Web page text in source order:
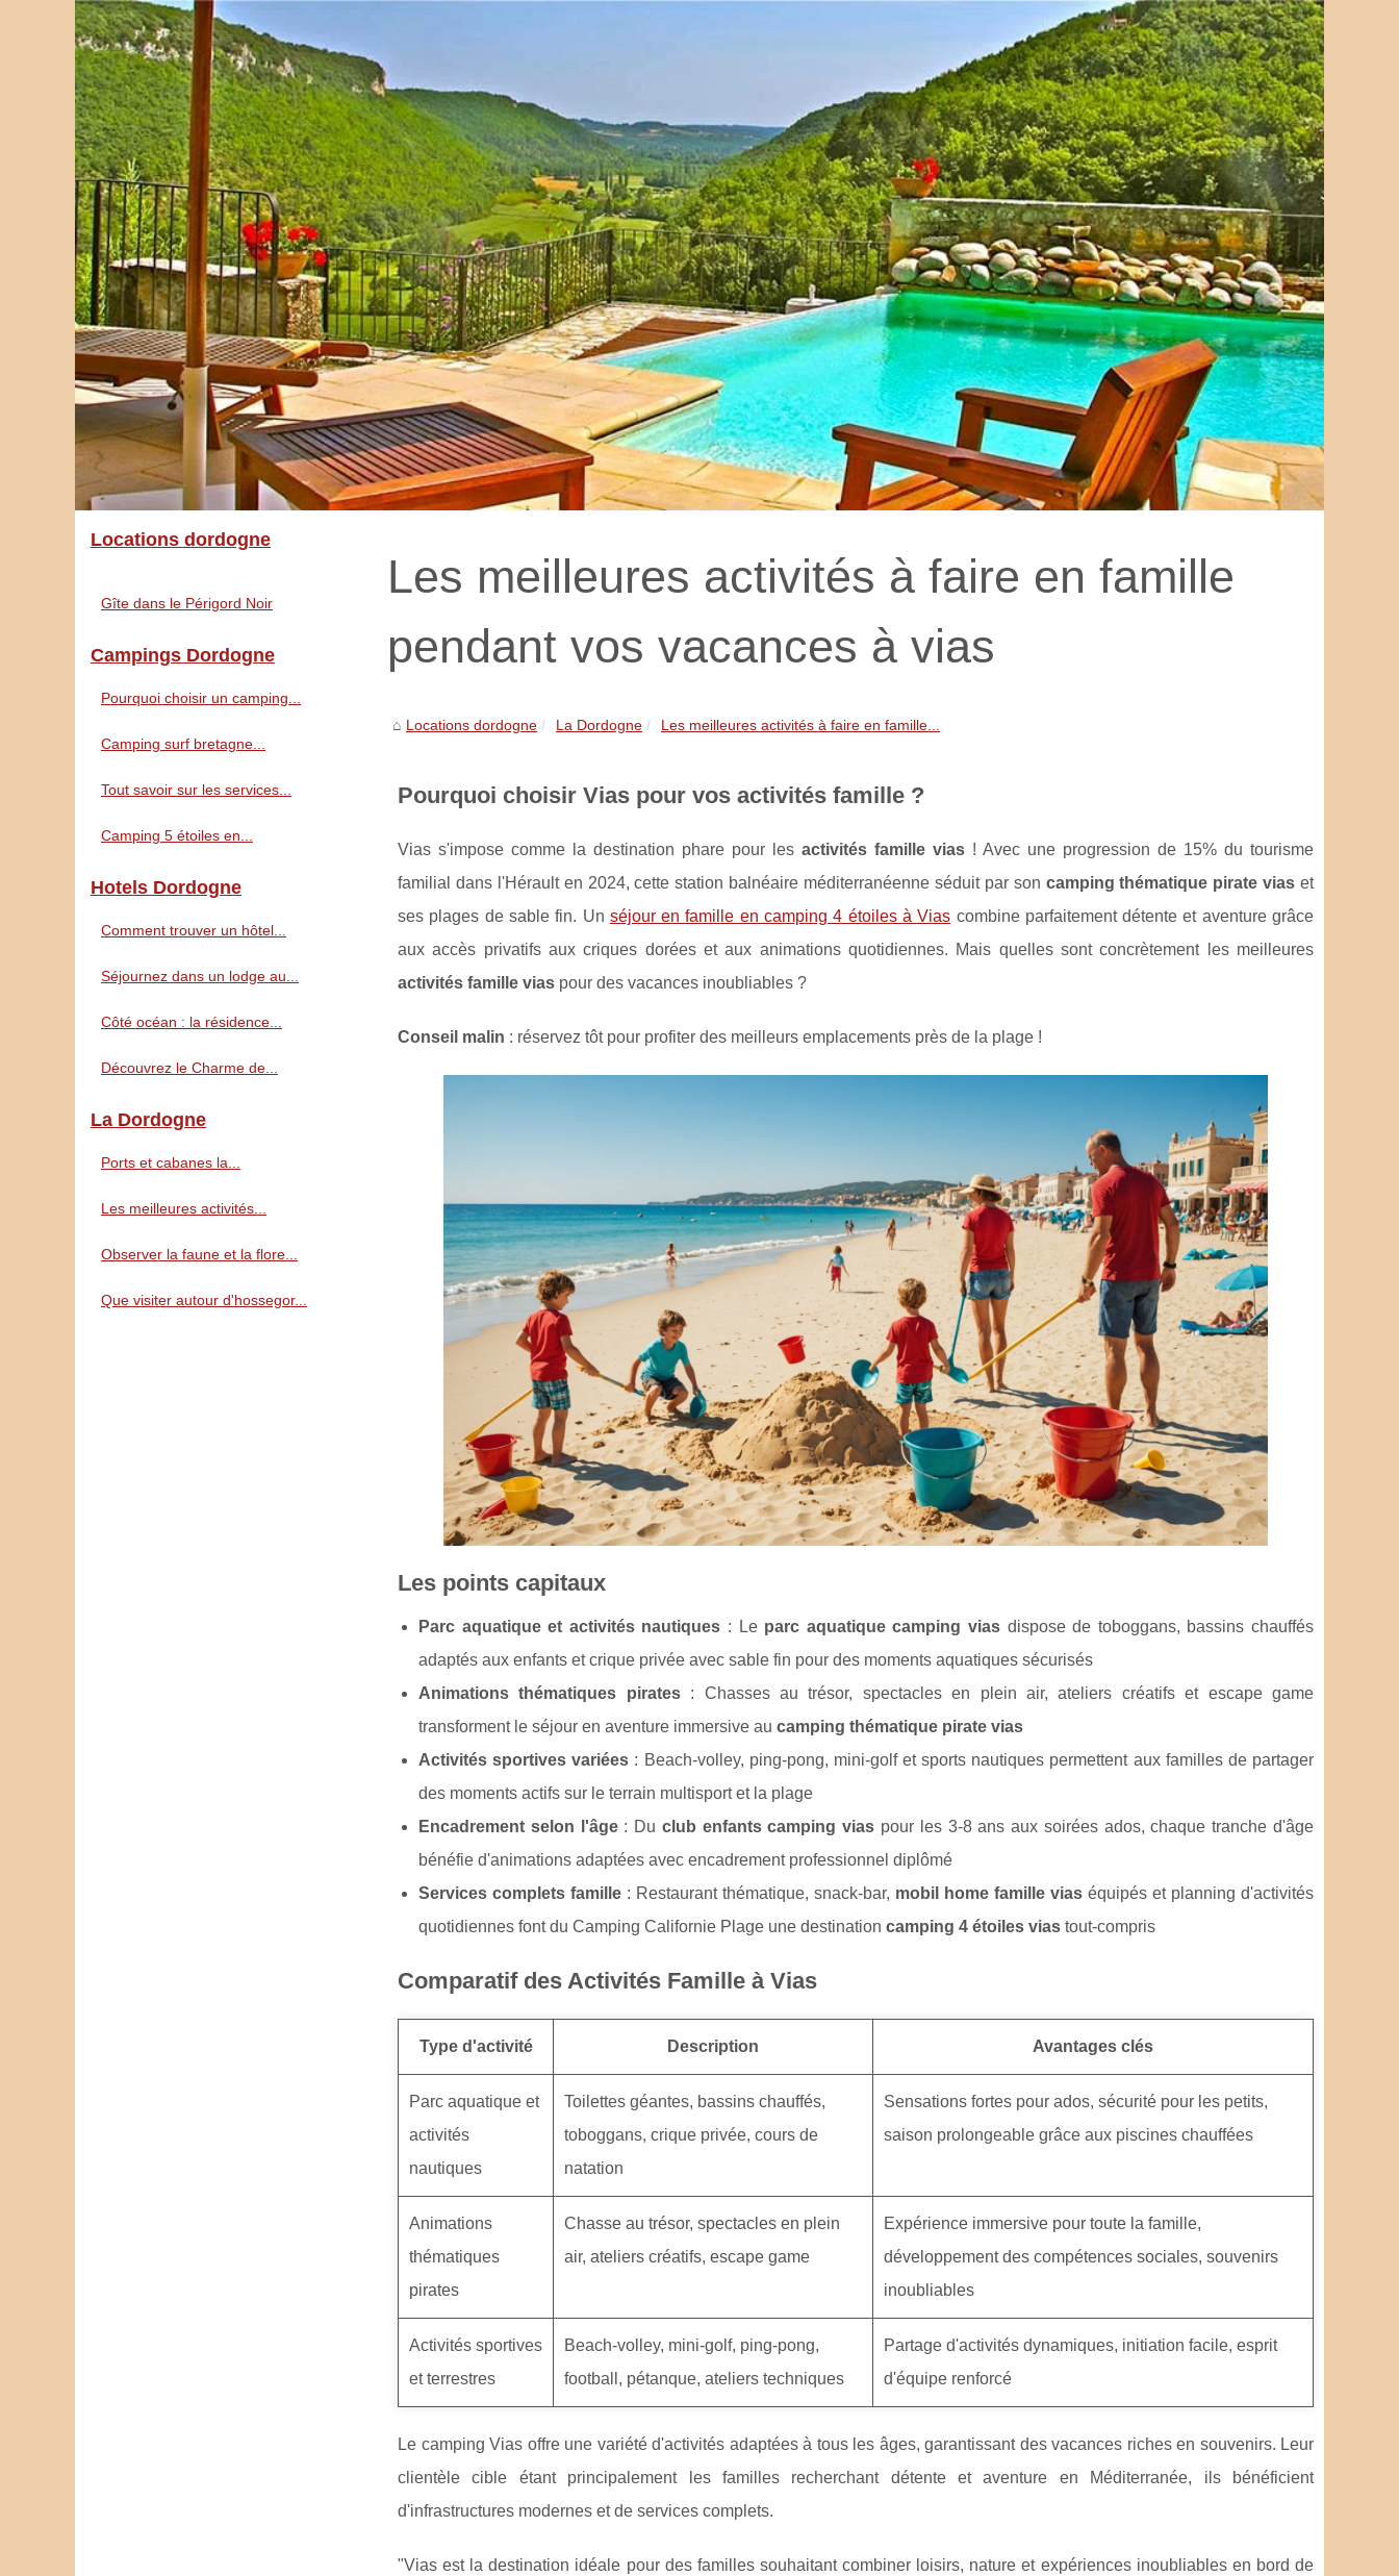
Les meilleures activités à faire en famille
pendant vos vacances à vias
Locations dordogne La Dordogne Les meilleures activités à faire en famille...
Pourquoi choisir Vias pour vos activités famille ?
Vias s'impose comme la destination phare pour les activités famille vias ! Avec une progression de 15% du tourisme
familial dans l'Hérault en 2024, cette station balnéaire méditerranéenne séduit par son camping thématique pirate vias et
ses plages de sable fin. Un séjour en famille en camping 4 étoiles à Vias combine parfaitement détente et aventure grâce
aux accès privatifs aux criques dorées et aux animations quotidiennes. Mais quelles sont concrètement les meilleures
activités famille vias pour des vacances inoubliables ?
Conseil malin : réservez tôt pour profiter des meilleurs emplacements près de la plage !
Les points capitaux
Parc aquatique et activités nautiques : Le parc aquatique camping vias dispose de toboggans, bassins chauffés
adaptés aux enfants et crique privée avec sable fin pour des moments aquatiques sécurisés
Animations thématiques pirates: Chasses au trésor, spectacles en plein air, ateliers créatifs et escape game
transforment le séjour en aventure immersive au camping thématique pirate vias
Activités sportives variées : Beach-volley, ping-pong, mini-golf et sports nautiques permettent aux familles de partager
des moments actifs sur le terrain multisport et la plage
Encadrement selon l'âge: Du club enfants camping vias pour les 3-8 ans aux soirées ados, chaque tranche d'âge
bénéfie d'animations adaptées avec encadrement professionnel diplômé
Services complets famille : Restaurant thématique, snack-bar, mobil home famille vias équipés et planning d'activités
quotidiennes font du Camping Californie Plage une destination camping 4 étoiles vias tout-compris
Comparatif des Activités Famille à Vias
Type d'activité Description Avantages clés
Parc aquatique et
activités
nautiques
Toilettes géantes, bassins chauffés,
toboggans, crique privée, cours de
natation
Sensations fortes pour ados, sécurité pour les petits,
saison prolongeable grâce aux piscines chauffées
Animations
thématiques
pirates
Chasse au trésor, spectacles en plein
air, ateliers créatifs, escape game
Expérience immersive pour toute la famille,
développement des compétences sociales, souvenirs
inoubliables
Activités sportives
et terrestres
Beach-volley, mini-golf, ping-pong,
football, pétanque, ateliers techniques
Partage d'activités dynamiques, initiation facile, esprit
d'équipe renforcé
Le camping Vias offre une variété d'activités adaptées à tous les âges, garantissant des vacances riches en souvenirs. Leur
clientèle cible étant principalement les familles recherchant détente et aventure en Méditerranée, ils bénéficient
d'infrastructures modernes et de services complets.
"Vias est la destination idéale pour des familles souhaitant combiner loisirs, nature et expériences inoubliables en bord de
Locations dordogne
Gîte dans le Périgord Noir
Campings Dordogne
Pourquoi choisir un camping...
Camping surf bretagne...
Tout savoir sur les services...
Camping 5 étoiles en...
Hotels Dordogne
Comment trouver un hôtel...
Séjournez dans un lodge au...
Côté océan : la résidence...
Découvrez le Charme de...
La Dordogne
Ports et cabanes la...
Les meilleures activités...
Observer la faune et la flore...
Que visiter autour d'hossegor...